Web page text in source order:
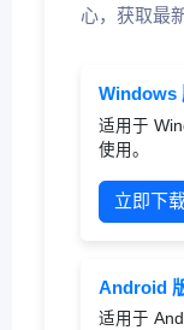
心，获取最
Windows
适用于
使用。
立即下
Android
适用于